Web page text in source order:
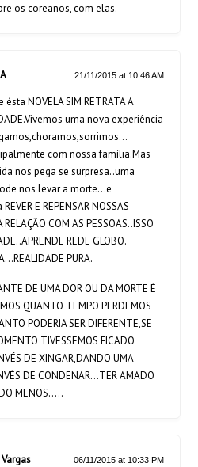
os coreanos, com elas.
21/11/2015 at 10:46 AM
NOVELA SIM RETRATA A
uma nova experiência
com nossa família.Mas
nos pega se surpresa..uma
nos levar a morte…e
E REPENSAR NOSSAS
RELAÇÃO COM AS PESSOAS..ISSO
REDE GLOBO.
PURA.
DE UMA DOR OU DA MORTE É
QUANTO TEMPO PERDEMOS
PODERIA SER DIFERENTE,SE
TIVESSEMOS FICADO
DE XINGAR,DANDO UMA
DE CONDENAR…TER AMADO
MENOS…..
06/11/2015 at 10:33 PM